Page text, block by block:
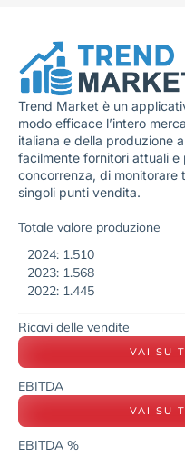
Trend Market è un
modo efficace l’intero
italiana e della produzione
facilmente fornitori attuali e
concorrenza, di
singoli punti vendita.
Totale valore produzione
2024: 1.510
2023: 1.568
2022: 1.445
Ricavi delle vendite
VAI SU
EBITDA
VAI SU
EBITDA %